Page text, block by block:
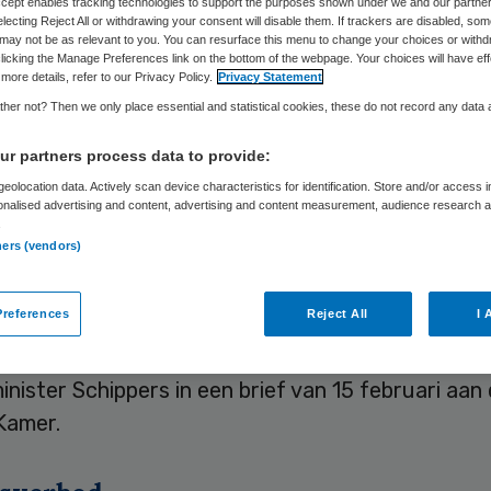
van VWS wil de Inspectie voor de
(IGZ) de mogelijkheid geven om
beroepsbeoefenaren direct een
nog voordat er een tucht- of strafzaak is
Schippers in een brief van 15 februari aan
Reject All or withdrawing your consent will disable them. If trackers are disabled,
not be as relevant to you. You can resurface this menu to change your choices or
the Manage Preferences link on the bottom of the webpage. Your choices will have
details, refer to our Privacy Policy. Privacy Statement
not? Then we only place essential and statistical cookies, these do not record any data
partners process data to provide:
data. Actively scan device characteristics for identification. Store and/or access
advertising and content, advertising and content measurement, audience research
(vendors)
Reject All I